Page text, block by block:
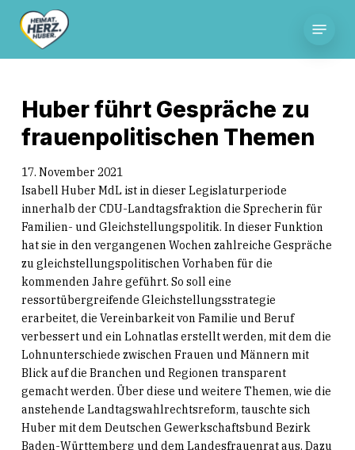
content
Huber führt Gespräche zu
frauenpolitischen Themen
17. November 2021
Isabell Huber MdL ist in dieser Legislaturperiode
innerhalb der CDU-Landtagsfraktion die Sprecherin für
Familien- und Gleichstellungspolitik. In dieser Funktion
hat sie in den vergangenen Wochen zahlreiche Gespräche
zu gleichstellungspolitischen Vorhaben für die
kommenden Jahre geführt. So soll eine
ressortübergreifende Gleichstellungsstrategie
erarbeitet, die Vereinbarkeit von Familie und Beruf
verbessert und ein Lohnatlas erstellt werden, mit dem die
Lohnunterschiede zwischen Frauen und Männern mit
Blick auf die Branchen und Regionen transparent
gemacht werden. Über diese und weitere Themen, wie die
anstehende Landtagswahlrechtsreform, tauschte sich
Huber mit dem Deutschen Gewerkschaftsbund Bezirk
Baden-Württemberg und dem Landesfrauenrat aus. Dazu